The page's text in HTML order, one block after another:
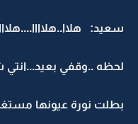
سعيد:
لحظه ..وقفي بعيد...انتي
بطلت نورة عيونها